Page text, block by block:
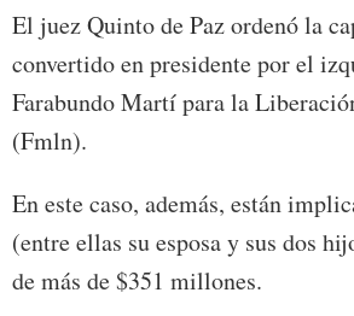
El juez Quinto de Paz ordenó la
convertido en presidente por el
Farabundo Martí para la
(Fmln).
En este caso, además, están
(entre ellas su esposa y sus dos
de más de $351 millones.